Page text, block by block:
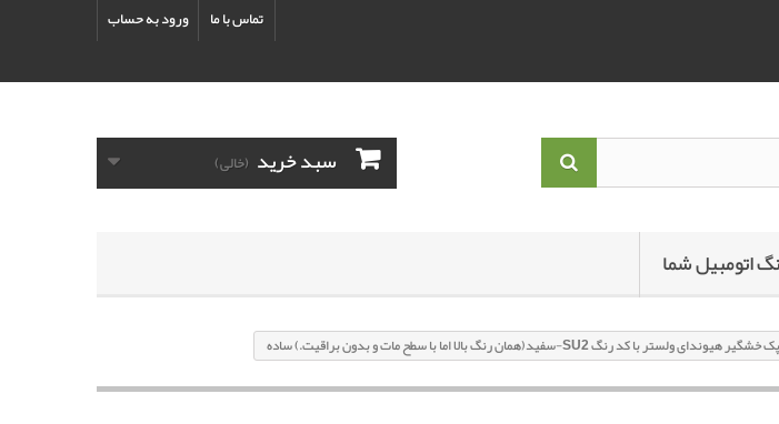
ورود به حساب تماس با ما
سبد خرید (خالی)
اتومبیل شما
پک خشگير هیوندای ولستر با کد رنگ SU2-سفيد(همان رنگ بالا اما با سطح مات و بدون براقيت.) ساده